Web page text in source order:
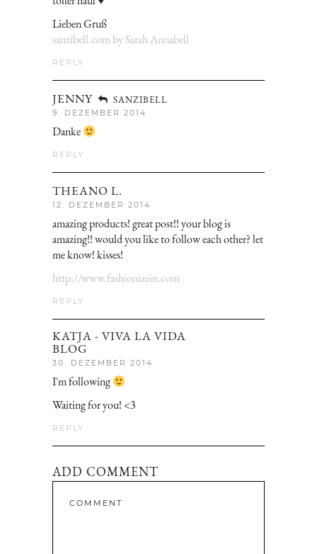
Lieben Gruß
sanzibell.com by Sarah Annabell
REPLY
JENNY SANZIBELL
9. DEZEMBER 2014
Danke
REPLY
THEANO L.
12. DEZEMBER 2014
amazing products! great post!! your blog is
amazing!! would you like to follow each other? let
me know! kisses!
http://www.fashionizein.com
REPLY
KATJA - VIVA LA VIDA
BLOG
30. DEZEMBER 2014
I'm following
Waiting for you! <3
REPLY
ADD COMMENT